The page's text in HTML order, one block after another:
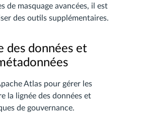
de masquage avancées, il est
des outils supplémentaires.
des données et
Atlas pour gérer les
la lignée des données et
de gouvernance.